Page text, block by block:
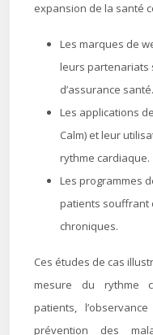
expansion de la santé
Les marques de
leurs partenariats
d’assurance santé.
Les applications
Calm) et leur
rythme cardiaque.
Les programmes
patients souffrant
chroniques.
Ces études de cas
mesure du rythme
patients,
prévention des